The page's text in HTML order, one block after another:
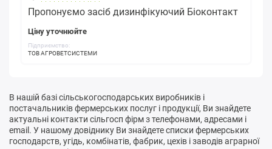
Пропонуємо засіб дизинфікуючий Біоконтакт
Ціну уточнюйте
Підприємство:
ТОВ АГРОВЕТСИСТЕМИ
В нашій базі сільськогосподарських виробників і
постачальників фермерських послуг і продукції, Ви знайдете
актуальні контакти сільгосп фірм з телефонами, адресами і
email. У нашому довіднику Ви знайдете списки фермерських
господарств, угідь, комбінатів, фабрик, цехів і заводів аграрної